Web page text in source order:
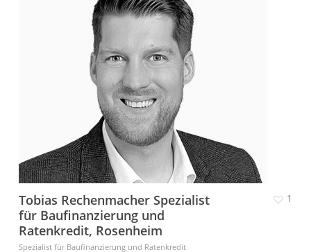
Tobias Rechenmacher Spezialist
für Baufinanzierung und
Ratenkredit, Rosenheim
Spezialist für Baufinanzierung und Ratenkredit
1